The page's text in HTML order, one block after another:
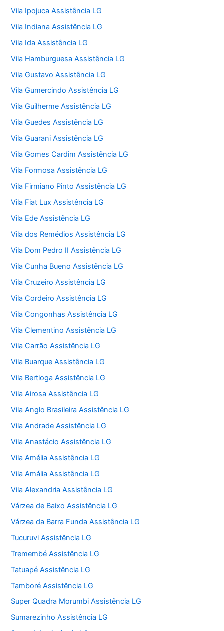
Vila Ipojuca Assistência LG
Vila Indiana Assistência LG
Vila Ida Assistência LG
Vila Hamburguesa Assistência LG
Vila Gustavo Assistência LG
Vila Gumercindo Assistência LG
Vila Guilherme Assistência LG
Vila Guedes Assistência LG
Vila Guarani Assistência LG
Vila Gomes Cardim Assistência LG
Vila Formosa Assistência LG
Vila Firmiano Pinto Assistência LG
Vila Fiat Lux Assistência LG
Vila Ede Assistência LG
Vila dos Remédios Assistência LG
Vila Dom Pedro II Assistência LG
Vila Cunha Bueno Assistência LG
Vila Cruzeiro Assistência LG
Vila Cordeiro Assistência LG
Vila Congonhas Assistência LG
Vila Clementino Assistência LG
Vila Carrão Assistência LG
Vila Buarque Assistência LG
Vila Bertioga Assistência LG
Vila Airosa Assistência LG
Vila Anglo Brasileira Assistência LG
Vila Andrade Assistência LG
Vila Anastácio Assistência LG
Vila Amélia Assistência LG
Vila Amália Assistência LG
Vila Alexandria Assistência LG
Várzea de Baixo Assistência LG
Várzea da Barra Funda Assistência LG
Tucuruvi Assistência LG
Tremembé Assistência LG
Tatuapé Assistência LG
Tamboré Assistência LG
Super Quadra Morumbi Assistência LG
Sumarezinho Assistência LG